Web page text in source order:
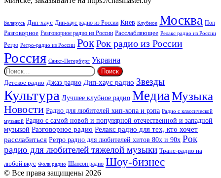
Беларусь Дип-хаус Дип-хаус радио из России Киев Клубное Москва Поп
Разговорное Разговорное радио из России Расслабляющее Релакс радио из России
Ретро Ретро-радио из России РокРок радио из России
Россия Санкт-Петербург Украина
Найти:
Детское радио Джаз радио Дип-хаус радио Звезды
Культура Лучшее клубное радио МедиаМузыка
Новости Радио для любителей хип-хопа и рэпа Радио с классической
музыкой Радио с самой новой и популярной отечественной и западной
музыкой Разговорное радио Релакс радио для тех, кто хочет
расслабиться Ретро радио для любителей хитов 80х и 90х Рок
радио для любителей тяжелой музыки Транс-радио на
любой вкус Фолк радио Шансон радио Шоу-бизнес
© Все права защищены 2026